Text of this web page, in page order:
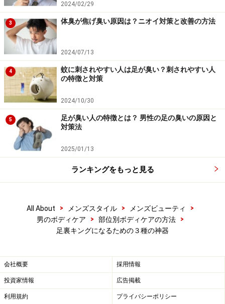
2024/02/29
3 体臭が焦げ臭い原因は？ニオイ対策と改善の方法
2024/07/13
4
蚊に刺されやすい人は足が臭い？刺されやすい人
の特徴と対策
2024/10/30
5
足が臭い人の特徴とは？ 男性の足の臭いの原因と
対策法
2025/01/13
ランキングをもっと見る
All About > メンズスタイル > メンズビューティ
>
男のボディケア
> 部位別ボディケアの方法
>
足裏キングになるための３種の神器
会社概要 採用情報
投資家情報 広告掲載
利用規約 プライバシーポリシー